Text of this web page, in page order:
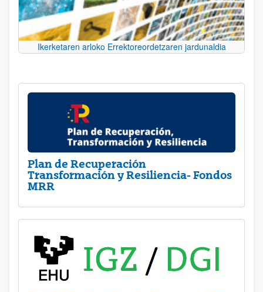
Ikerketaren arloko Errektoreordetzaren jardunaldia
Plan de Recuperación
Transformación y Resiliencia- Fondos
MRR